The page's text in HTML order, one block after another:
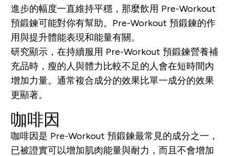
進步的幅度一直維持平穩，那麼飲用 Pre-Workout
預鍛鍊可能對你有幫助。Pre-Workout 預鍛鍊的作
用與提升體能表現和能量有關。
研究顯示，在持續服用 Pre-Workout 預鍛鍊營養補
充品時，瘦的人與體力比較不足的人會在短時間內
增加力量。通常複合成分的效果比單一成分的效果
更顯著。
咖啡因
咖啡因是 Pre-Workout 預鍛鍊最常見的成分之一，
已被證實可以增加肌肉能量與耐力，而且不會增加